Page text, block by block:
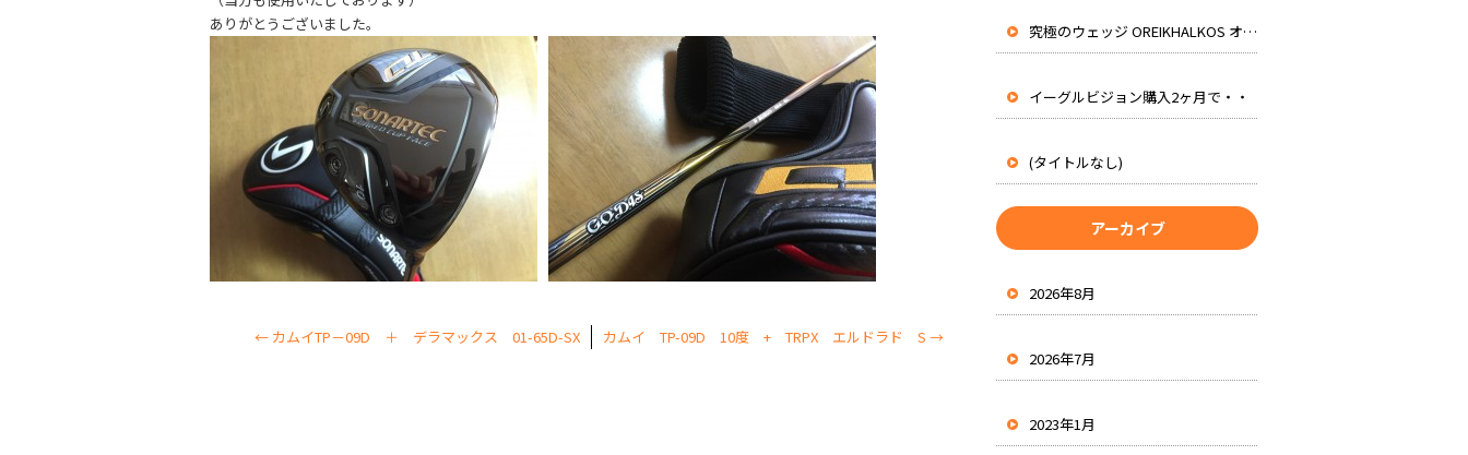
o
ありがとうございました。
← カムイTP－09D ＋ デラマックス 01-65D-SX カムイ TP-09D 10度 + TRPX エルドラド S →
究極のウェッジ OREIKHALKOS オレイカルコス
イーグルビジョン購入2ヶ月で・・
(タイトルなし)
アーカイブ
2026年8月
2026年7月
2023年1月